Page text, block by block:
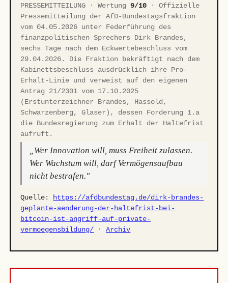
PRESSEMITTEILUNG · Wertung9/10 · Offizielle
Pressemitteilung der AfD-Bundestagsfraktion
vom 04.05.2026 unter Federführung des
finanzpolitischen Sprechers Dirk Brandes,
sechs Tage nach dem Eckwertebeschluss vom
29.04.2026. Die Fraktion bekräftigt nach dem
Kabinettsbeschluss ausdrücklich ihre Pro-
Erhalt-Linie und verweist auf den eigenen
Antrag 21/2301 vom 17.10.2025
(Erstunterzeichner Brandes, Hassold,
Schwarzenberg, Glaser), dessen Forderung 1.a
die Bundesregierung zum Erhalt der Haltefrist
aufruft.
„Wer Innovation will, muss Freiheit zulassen.
Wer Wachstum will, darf Vermögensaufbau
nicht bestrafen."
Quelle: https://afdbundestag.de/dirk-brandes-
geplante-aenderung-der-haltefrist-bei-
bitcoin-ist-angriff-auf-private-
vermoegensbildung/ ·Archiv